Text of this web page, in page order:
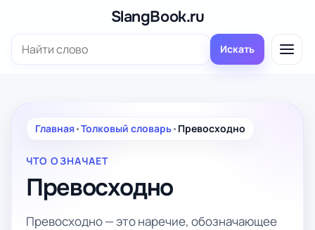
содержимому
SlangBook.ru
Поиск: Искать
Главная•Толковый словарь• Превосходно
ЧТО ОЗНАЧАЕТ
Превосходно
Превосходно — это наречие, обозначающее